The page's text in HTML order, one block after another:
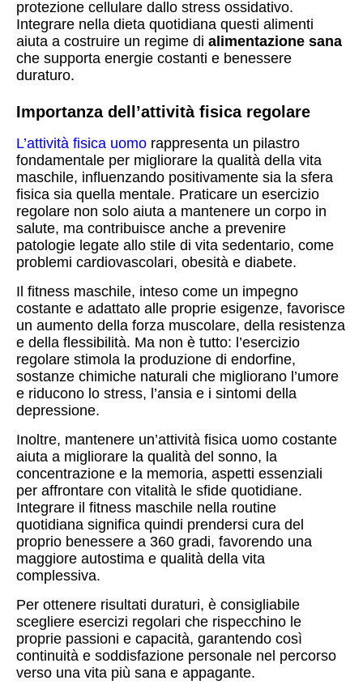
protezione cellulare dallo stress ossidativo.
Integrare nella dieta quotidiana questi alimenti
aiuta a costruire un regime di alimentazione sana
che supporta energie costanti e benessere
duraturo.
Importanza dell’attività fisica regolare
L’attività fisica uomo rappresenta un pilastro
fondamentale per migliorare la qualità della vita
maschile, influenzando positivamente sia la sfera
fisica sia quella mentale. Praticare un esercizio
regolare non solo aiuta a mantenere un corpo in
salute, ma contribuisce anche a prevenire
patologie legate allo stile di vita sedentario, come
problemi cardiovascolari, obesità e diabete.
Il fitness maschile, inteso come un impegno
costante e adattato alle proprie esigenze, favorisce
un aumento della forza muscolare, della resistenza
e della flessibilità. Ma non è tutto: l’esercizio
regolare stimola la produzione di endorfine,
sostanze chimiche naturali che migliorano l’umore
e riducono lo stress, l’ansia e i sintomi della
depressione.
Inoltre, mantenere un’attività fisica uomo costante
aiuta a migliorare la qualità del sonno, la
concentrazione e la memoria, aspetti essenziali
per affrontare con vitalità le sfide quotidiane.
Integrare il fitness maschile nella routine
quotidiana significa quindi prendersi cura del
proprio benessere a 360 gradi, favorendo una
maggiore autostima e qualità della vita
complessiva.
Per ottenere risultati duraturi, è consigliabile
scegliere esercizi regolari che rispecchino le
proprie passioni e capacità, garantendo così
continuità e soddisfazione personale nel percorso
verso una vita più sana e appagante.